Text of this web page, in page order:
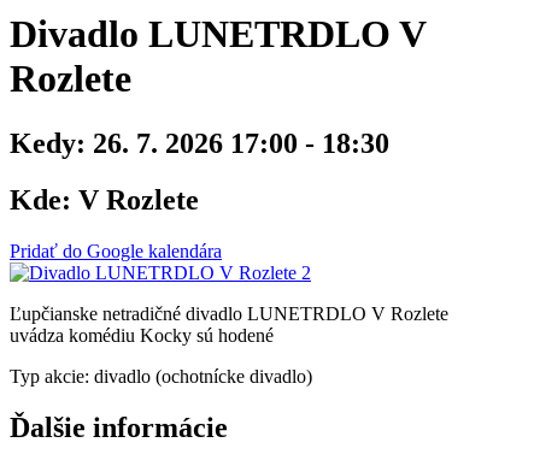
Divadlo LUNETRDLO V
Rozlete
Kedy: 26. 7. 2026 17:00 - 18:30
Kde: V Rozlete
Pridať do Google kalendára
Ľupčianske netradičné divadlo LUNETRDLO V Rozlete
uvádza komédiu Kocky sú hodené
Typ akcie: divadlo (ochotnícke divadlo)
Ďalšie informácie